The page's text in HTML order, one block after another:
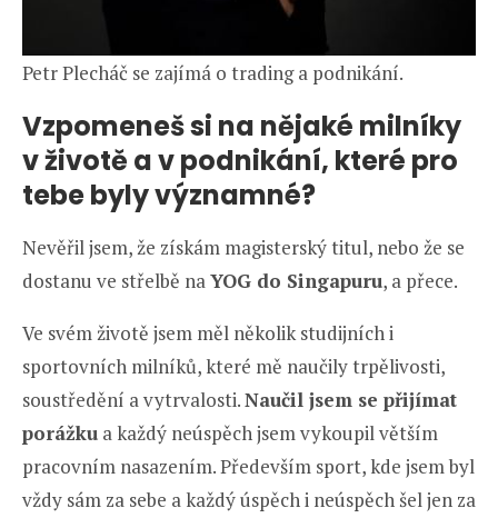
Petr Plecháč se zajímá o trading a podnikání.
Vzpomeneš si na nějaké milníky
v životě a v podnikání, které pro
tebe byly významné?
Nevěřil jsem, že získám magisterský titul, nebo že se
dostanu ve střelbě naYOG do Singapuru, a přece.
Ve svém životě jsem měl několik studijních i
sportovních milníků, které mě naučily trpělivosti,
soustředění a vytrvalosti.Naučil jsem se přijímat
porážku a každý neúspěch jsem vykoupil větším
pracovním nasazením. Především sport, kde jsem byl
vždy sám za sebe a každý úspěch i neúspěch šel jen za